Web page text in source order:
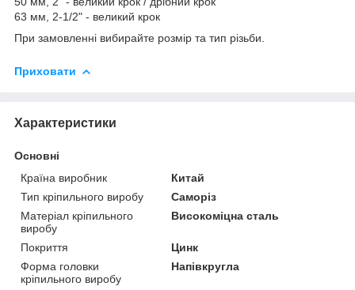
63 мм, 2-1/2" - великий крок
При замовленні вибирайте розмір та тип різьби.
Приховати
Характеристики
Основні
Країна виробник
Китай
Тип кріпильного виробу
Саморіз
Матеріал кріпильного
виробу
Високоміцна сталь
Покриття
Цинк
Форма головки
кріпильного виробу
Напівкругла